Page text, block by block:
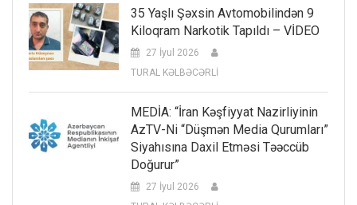
35 Yaşlı Şəxsin Avtomobilindən 9
Kiloqram Narkotik Tapıldı – VİDEO
27 İyul 2026
TURAL KƏLBƏCƏRLİ
MEDİA: “İran Kəşfiyyat Nazirliyinin
AzTV-Ni “düşmən Media Qurumları”
Siyahısına Daxil Etməsi Təəccüb
Doğurur”
27 İyul 2026